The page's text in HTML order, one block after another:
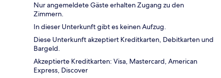
Nur angemeldete Gäste erhalten Zugang zu den
Zimmern.
In dieser Unterkunft gibt es keinen Aufzug.
Diese Unterkunft akzeptiert Kreditkarten, Debitkarten und
Bargeld.
Akzeptierte Kreditkarten: Visa, Mastercard, American
Express, Discover